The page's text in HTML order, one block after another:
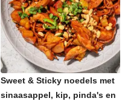
Sweet & Sticky noedels met
sinaasappel, kip, pinda's en